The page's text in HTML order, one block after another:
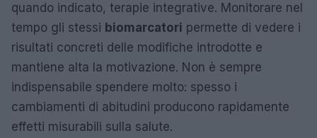
quando indicato, terapie integrative. Monitorare nel
tempo gli stessi biomarcatori permette di vedere i
risultati concreti delle modifiche introdotte e
mantiene alta la motivazione. Non è sempre
indispensabile spendere molto: spesso i
cambiamenti di abitudini producono rapidamente
effetti misurabili sulla salute.